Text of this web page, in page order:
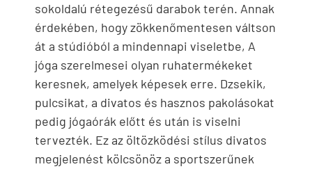
sokoldalú rétegezésű darabok terén. Annak
érdekében, hogy zökkenőmentesen váltson
át a stúdióból a mindennapi viseletbe, A
jóga szerelmesei olyan ruhatermékeket
keresnek, amelyek képesek erre. Dzsekik,
pulcsikat, a divatos és hasznos pakolásokat
pedig jógaórák előtt és után is viselni
tervezték. Ez az öltözködési stílus divatos
megjelenést kölcsönöz a sportszerűnek